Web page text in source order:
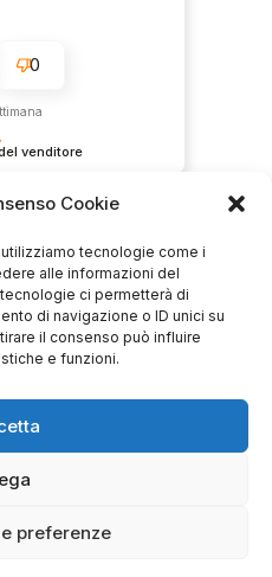
Cookie
tecnologie come i
alle informazioni del
ci permetterà di
di navigazione o ID unici su
il consenso può influire
e funzioni.
preferenze
venditore
e che possiamo
0